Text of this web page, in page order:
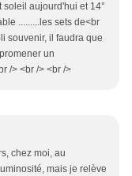
aujourd'hui et 14°
.........les sets de<br
souvenir, il faudra que
un
/> <br /> <br />
chez moi, au
mais je relève